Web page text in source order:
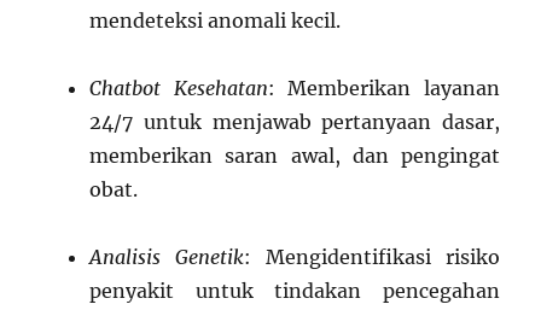
mendeteksi anomali kecil.
Chatbot Kesehatan: Memberikan layanan
24/7 untuk menjawab pertanyaan dasar,
memberikan saran awal, dan pengingat
obat.
Analisis Genetik: Mengidentifikasi risiko
penyakit untuk tindakan pencegahan